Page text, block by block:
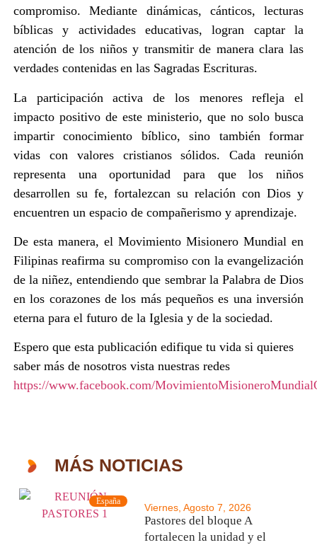
compromiso. Mediante dinámicas, cánticos, lecturas
bíblicas y actividades educativas, logran captar la
atención de los niños y transmitir de manera clara las
verdades contenidas en las Sagradas Escrituras.
La participación activa de los menores refleja el
impacto positivo de este ministerio, que no solo busca
impartir conocimiento bíblico, sino también formar
vidas con valores cristianos sólidos. Cada reunión
representa una oportunidad para que los niños
desarrollen su fe, fortalezcan su relación con Dios y
encuentren un espacio de compañerismo y aprendizaje.
De esta manera, el Movimiento Misionero Mundial en
Filipinas reafirma su compromiso con la evangelización
de la niñez, entendiendo que sembrar la Palabra de Dios
en los corazones de los más pequeños es una inversión
eterna para el futuro de la Iglesia y de la sociedad.
Espero que esta publicación edifique tu vida si quieres
saber más de nosotros vista nuestras redes
https://www.facebook.com/
MÁS NOTICIAS
España
Viernes, Agosto 7, 2026
Pastores del bloque A
fortalecen la unidad y el